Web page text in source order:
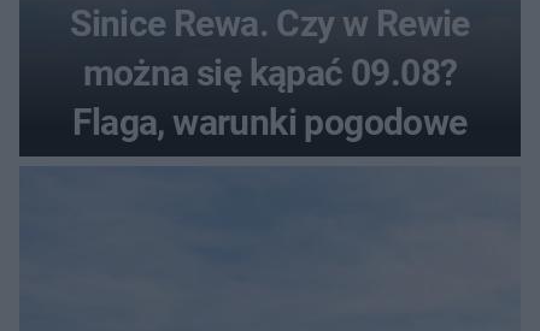
Sinice Rewa. Czy w Rewie
można się kąpać 09.08?
Flaga, warunki pogodowe